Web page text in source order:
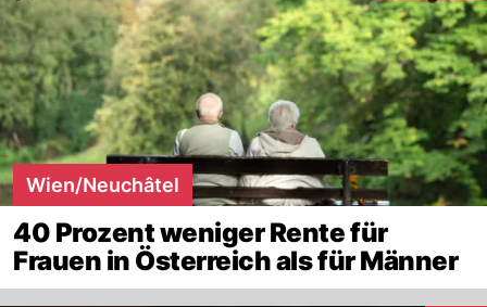
Wien/Neuchâtel
40 Prozent weniger Rente für
Frauen in Österreich als für Männer